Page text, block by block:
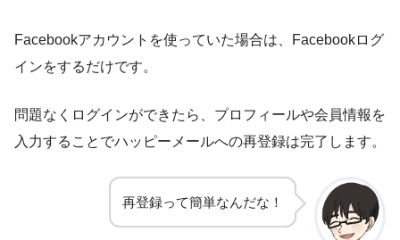
Facebookアカウントを使っていた場合は、Facebookログ
インをするだけです。
問題なくログインができたら、プロフィールや会員情報を
入力することでハッピーメールへの再登録は完了します。
再登録って簡単なんだな！